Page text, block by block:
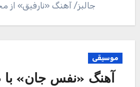
جالبز/ آهنگ «نارفیق» از
موسیقی
آهنگ «نفس جان»